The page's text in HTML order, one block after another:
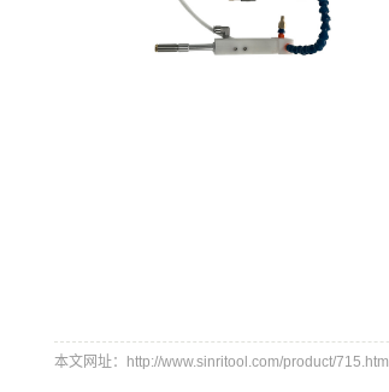
本文网址：http://www.sinritool.com/product/715.html